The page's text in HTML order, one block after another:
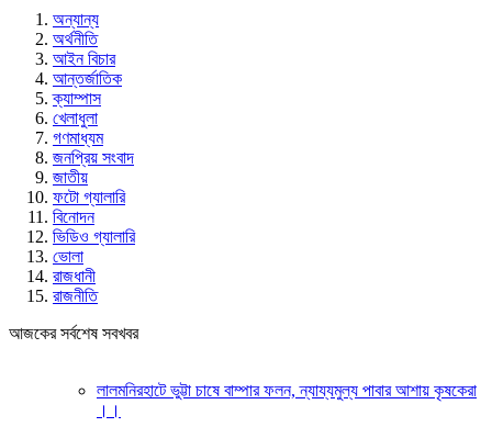
অন্যান্য
অর্থনীতি
আইন বিচার
আন্তর্জাতিক
ক্যাম্পাস
খেলাধুলা
গণমাধ্যম
জনপ্রিয় সংবাদ
জাতীয়
ফটো গ্যালারি
বিনোদন
ভিডিও গ্যালারি
ভোলা
রাজধানী
রাজনীতি
আজকের সর্বশেষ সবখবর
লালমনিরহাটে ভুট্টা চাষে বাম্পার ফলন, ন্যায্যমুল্য পাবার আশায় কৃষকেরা
।।